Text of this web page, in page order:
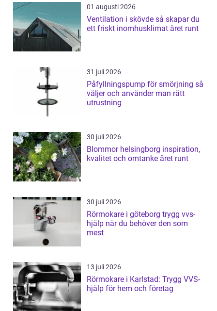
01 augusti 2026
Ventilation i skövde så skapar du
ett friskt inomhusklimat året runt
31 juli 2026
Påfyllningspump för smörjning så
väljer och använder man rätt
utrustning
30 juli 2026
Blommor helsingborg inspiration,
kvalitet och omtanke året runt
30 juli 2026
Rörmokare i göteborg trygg vvs-
hjälp när du behöver den som
mest
13 juli 2026
Rörmokare i Karlstad: Trygg VVS-
hjälp för hem och företag